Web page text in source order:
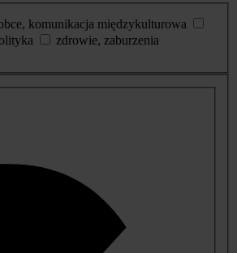
komunikacja międzykulturowa
zdrowie, zaburzenia